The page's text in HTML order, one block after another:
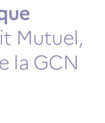
Mutuel,
la GCN